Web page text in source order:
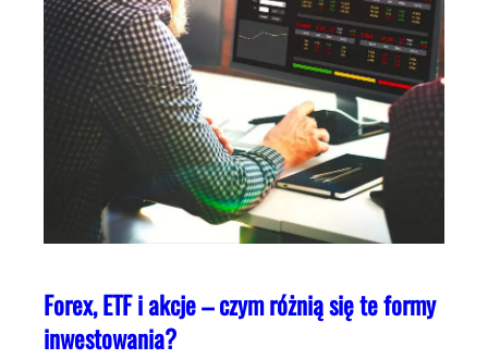
Forex, ETF i akcje – czym różnią się te formy
inwestowania?